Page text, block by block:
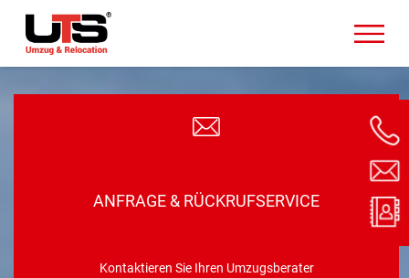
ANFRAGE & RÜCKRUFSERVICE
Kontaktieren Sie Ihren Umzugsberater